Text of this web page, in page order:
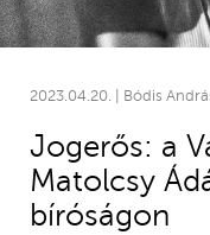
2023.04.20. | Bódis
Jogerős: a
Matolcsy
bíróságon